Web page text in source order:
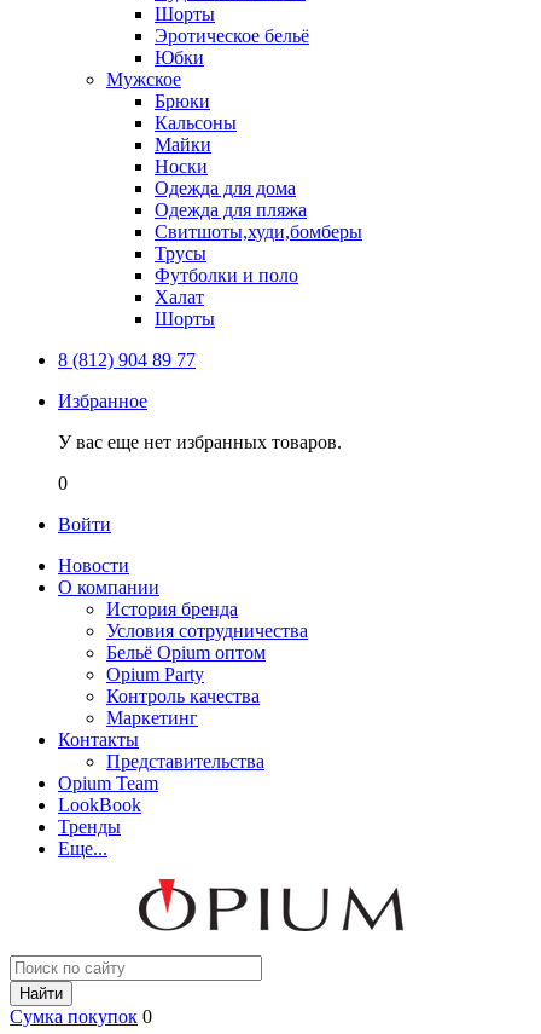
Шорты
Эротическое бельё
Юбки
Мужское
Брюки
Кальсоны
Майки
Носки
Одежда для дома
Одежда для пляжа
Свитшоты,худи,бомберы
Трусы
Футболки и поло
Халат
Шорты
8 (812) 904 89 77
Избранное
У вас еще нет избранных товаров.
0
Войти
Новости
О компании
История бренда
Условия сотрудничества
Бельё Opium оптом
Opium Party
Контроль качества
Маркетинг
Контакты
Представительства
Opium Team
LookBook
Тренды
Еще...
Найти
Сумка покупок 0